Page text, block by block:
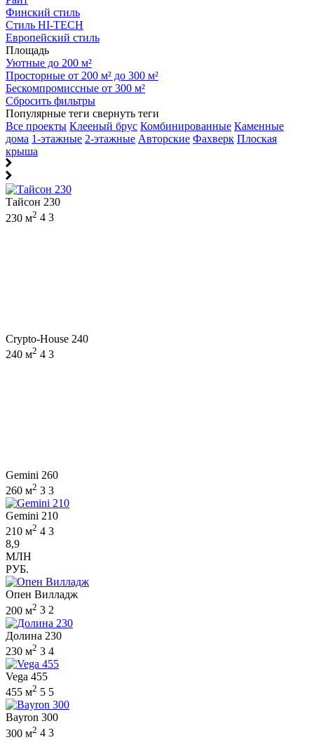
Финский стиль
Стиль HI-TECH
Европейский стиль
Площадь
Уютные до 200 м²
Просторные от 200 м² до 300 м²
Бескомпромиссные от 300 м²
Сбросить фильтры
Популярные теги свернуть теги
Все проекты Клееный брус Комбинированные Каменные
дома 1-этажные 2-этажные Авторские Фахверк Плоская
крыша
Тайсон 230
230 м2 4 3
Crypto-House 240
240 м2 4 3
Gemini 260
260 м2 3 3
Gemini 210
210 м2 4 3
8,9
МЛН
РУБ.
Опен Вилладж
200 м2 3 2
Долина 230
230 м2 3 4
Vega 455
455 м2 5 5
Bayron 300
300 м2 4 3